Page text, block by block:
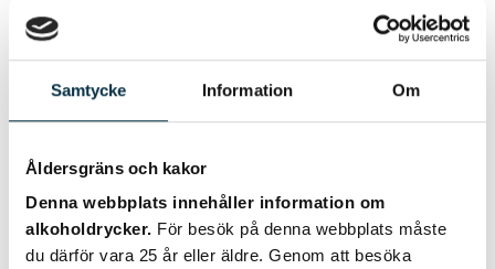
Samtycke Information Om
Åldersgräns och kakor
Denna webbplats innehåller information om
alkoholdrycker. För besök på denna webbplats måste
du därför vara 25 år eller äldre. Genom att besöka
Rödvinssmör
Gott till en riktig köttbit!
@sussanne_lindfors